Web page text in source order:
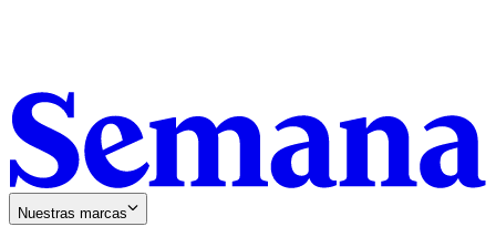
Nuestras marcas